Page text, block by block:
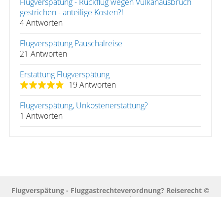
gestrichen - anteilige Kosten?!
4 Antworten
Flugverspätung Pauschalreise
21 Antworten
Erstattung Flugverspätung
19 Antworten
Flugverspätung, Unkostenerstattung?
1 Antworten
Flugverspätung - Fluggastrechteverordnung? Reiserecht ©